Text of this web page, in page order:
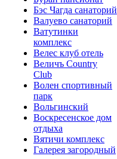
Бэс Чагда санаторий
Валуево санаторий
Ватутинки
комплекс
Велес клуб отель
Величъ Country
Club
Волен спортивный
парк
Вольгинский
Воскресенское дом
отдыха
Вятичи комплекс
Галерея загородный